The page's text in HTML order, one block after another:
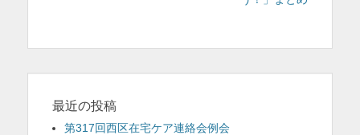
シ
最近の投稿
第317回西区在宅ケア連絡会例会